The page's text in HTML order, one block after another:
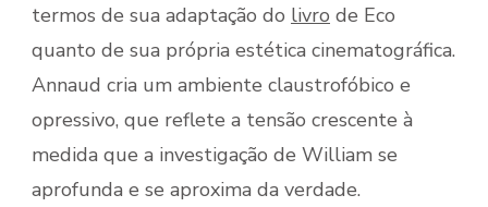
termos de sua adaptação do livro de Eco
quanto de sua própria estética cinematográfica.
Annaud cria um ambiente claustrofóbico e
opressivo, que reflete a tensão crescente à
medida que a investigação de William se
aprofunda e se aproxima da verdade.